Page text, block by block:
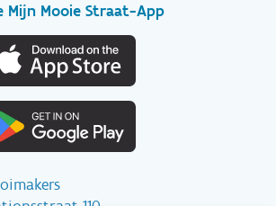
Mijn Mooie Straat-App